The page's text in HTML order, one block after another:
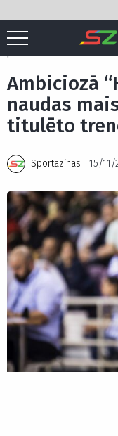
Sākums Basketbols /
Ambiciozā
naudas
titulēto
Sportazinas 15/11/